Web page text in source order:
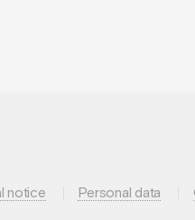
notice Personal data